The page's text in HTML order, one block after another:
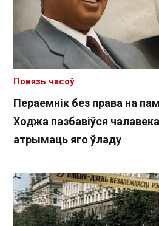
Пераемнік без права на
Ходжа пазбавіўся
атрымаць яго ўладу
Повязь часоў